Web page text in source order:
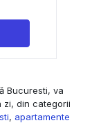
Bucuresti, va
zi, din categorii
, apartamente